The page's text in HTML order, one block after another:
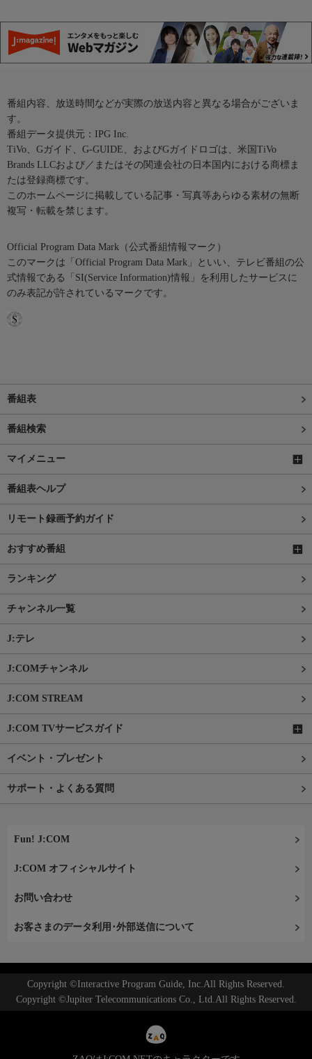
番組内容、放送時間などが実際の放送内容と異なる場合がございま
す。
番組データ提供元：IPG Inc.
TiVo、Gガイド、G-GUIDE、およびGガイドロゴは、米国TiVo
Brands LLCおよび／またはその関連会社の日本国内における商標ま
たは登録商標です。
このホームページに掲載している記事・写真等あらゆる素材の無断
複写・転載を禁じます。
Official Program Data Mark（公式番組情報マーク）
このマークは「Official Program Data Mark」といい、テレビ番組の公
式情報である「SI(Service Information)情報」を利用したサービスに
のみ表記が許されているマークです。
番組表
番組検索
マイメニュー
番組表ヘルプ
リモート録画予約ガイド
おすすめ番組
ランキング
チャンネル一覧
J:テレ
J:COMチャンネル
J:COM STREAM
J:COM TVサービスガイド
イベント・プレゼント
サポート・よくある質問
Fun! J:COM
J:COM オフィシャルサイト
お問い合わせ
お客さまのデータ利用･外部送信について
Copyright ©Interactive Program Guide, Inc.All Rights Reserved.
Copyright ©Jupiter Telecommunications Co., Ltd.All Rights Reserved.